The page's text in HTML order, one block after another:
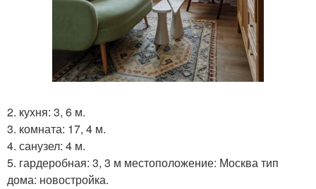
2. кухня: 3, 6 м.
3. комната: 17, 4 м.
4. санузел: 4 м.
5. гардеробная: 3, 3 м местоположение: Москва тип
дома: новостройка.